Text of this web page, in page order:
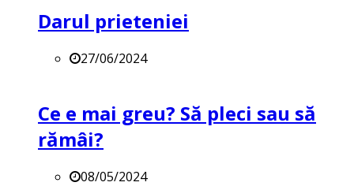
Darul prieteniei
27/06/2024
Ce e mai greu? Să pleci sau să
rămâi?
08/05/2024